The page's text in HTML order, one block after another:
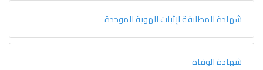
شهادة المطابقة لإثبات الهوية الموحدة
شهادة الوفاة